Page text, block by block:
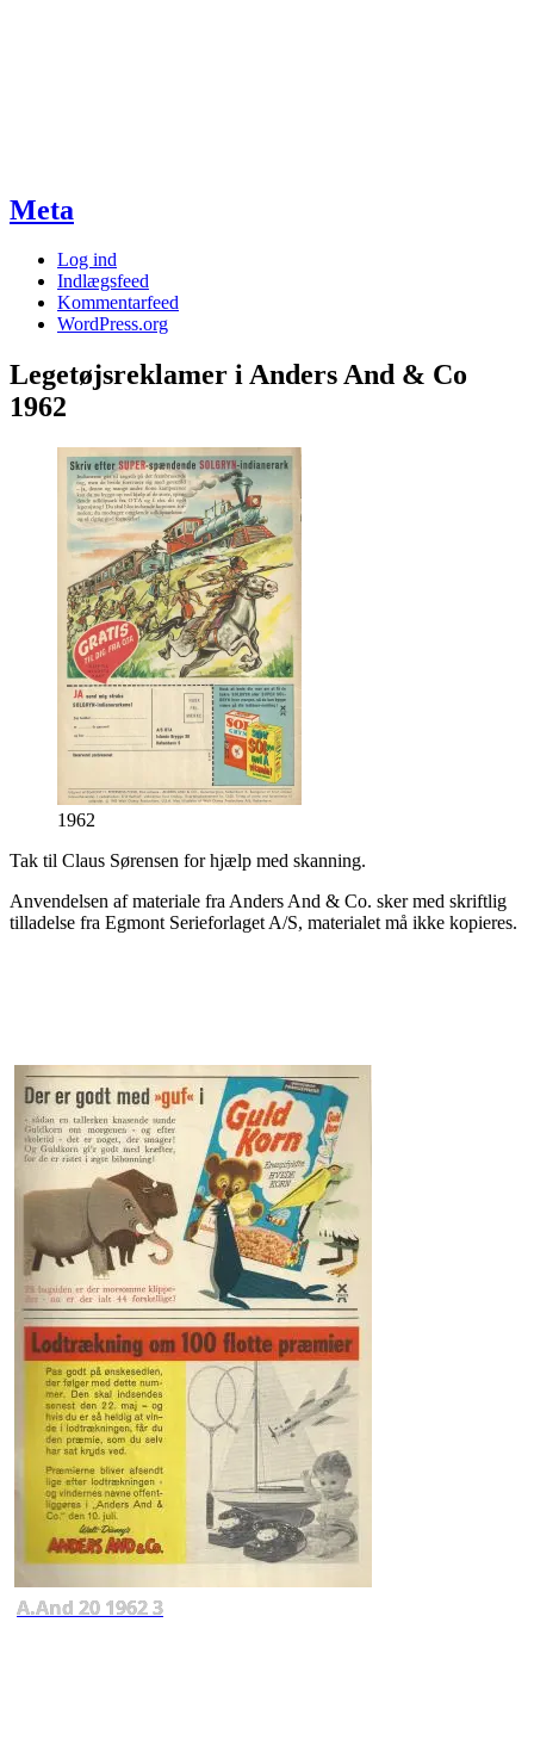
Meta
Log ind
Indlægsfeed
Kommentarfeed
WordPress.org
Legetøjsreklamer i Anders And & Co
1962
1962
Tak til Claus Sørensen for hjælp med skanning.
Anvendelsen af materiale fra Anders And & Co. sker med skriftlig
tilladelse fra Egmont Serieforlaget A/S, materialet må ikke kopieres.
A.And 20 1962 3